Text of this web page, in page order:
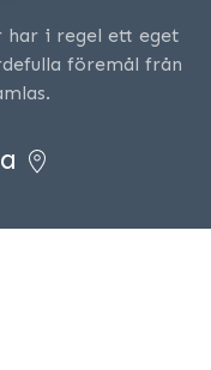
har i regel ett eget
föremål från